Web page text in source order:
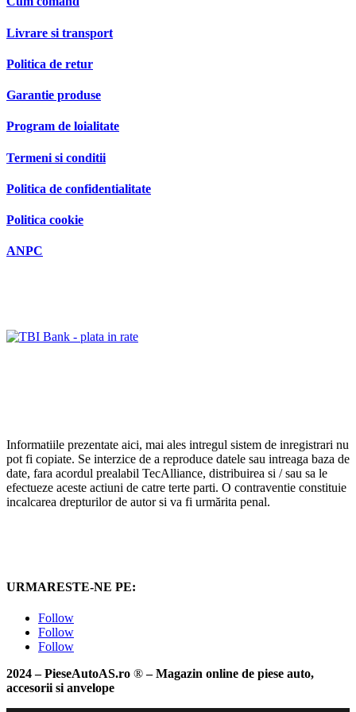
Livrare si transport
Politica de retur
Garantie produse
Program de loialitate
Termeni si conditii
Politica de confidentialitate
Politica cookie
ANPC
Informatiile prezentate aici, mai ales intregul sistem de inregistrari nu
pot fi copiate. Se interzice de a reproduce datele sau intreaga baza de
date, fara acordul prealabil TecAlliance, distribuirea si / sau sa le
efectueze aceste actiuni de catre terte parti. O contraventie constituie
incalcarea drepturilor de autor si va fi urmărita penal.
URMARESTE-NE PE:
Follow
Follow
Follow
2024 – PieseAutoAS.ro ®– Magazin online de piese auto,
accesorii si anvelope